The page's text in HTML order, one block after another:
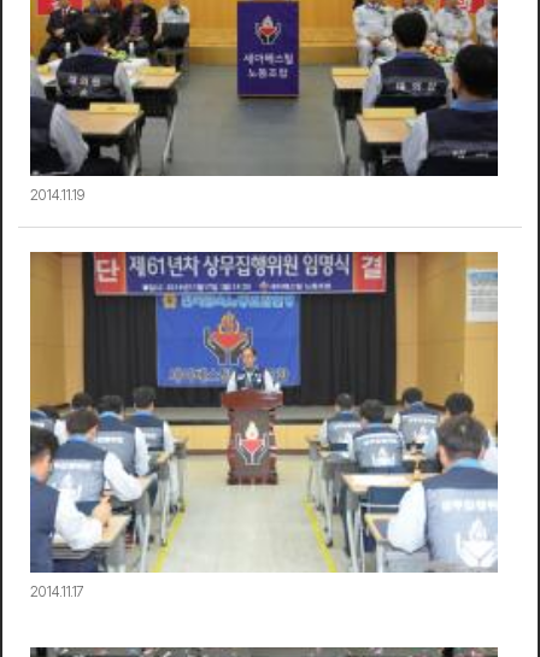
2014.11.19
2014.11.17